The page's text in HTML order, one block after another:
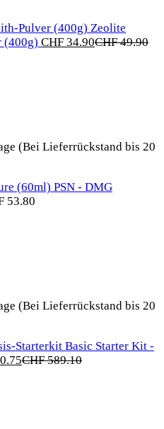
Zeolite
(400g) CHF 34.90CHF49.90
(Bei Lieferrückstand bis 20
PSN - DMG
53.80
(Bei Lieferrückstand bis 20
Basic Starter Kit -
CHF589.10